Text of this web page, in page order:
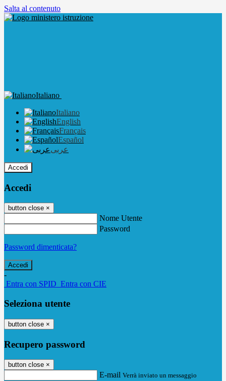
Salta al contenuto
Italiano
Italiano
English
Français
Español
عربى
Accedi
Accedi
button close ×
Nome Utente
Password
Password dimenticata?
-
Entra con SPID Entra con CIE
Seleziona utente
button close ×
Recupero password
button close ×
E-mail Verrà inviato un messaggio